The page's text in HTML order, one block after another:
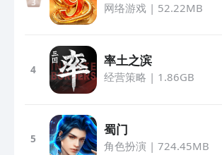
网络游戏| 52.22MB
4
率土之滨
经营策略 | 1.86GB
5
蜀门
角色扮演 | 724.45MB